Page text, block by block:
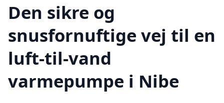
Den sikre og
snusfornuftige vej til en
luft-til-vand
varmepumpe i Nibe